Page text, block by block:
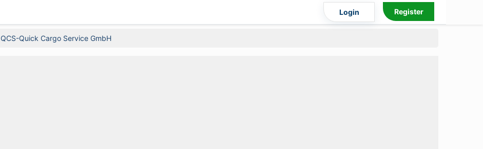
Login Register
QCS-Quick Cargo Service GmbH